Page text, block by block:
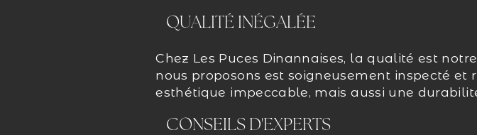
QUALITÉ INÉGALÉE
Chez Les Puces Dinannaises, la qualité est
nous proposons est soigneusement inspecté
esthétique impeccable, mais aussi une
CONSEILS D'EXPERTS